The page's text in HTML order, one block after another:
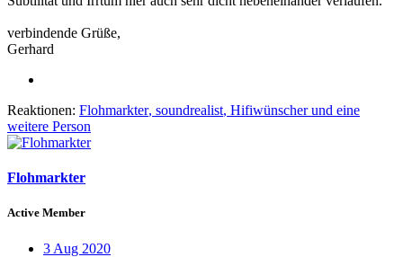
verbindende Grüße,
Gerhard
Reaktionen: Flohmarkter, soundrealist, Hifiwünscherund eine
weitere Person
Flohmarkter
Active Member
3 Aug 2020